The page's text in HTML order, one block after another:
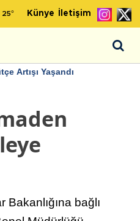
25° Künye İletişim
Artışı Yaşandı
bağlı